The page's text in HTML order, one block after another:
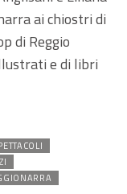
ai chiostri di
di Reggio
e di libri